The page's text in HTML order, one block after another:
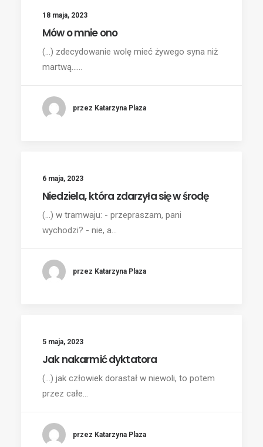
18 maja, 2023
Mów o mnie ono
(...) zdecydowanie wolę mieć żywego syna niż
martwą……
przez Katarzyna Plaza
6 maja, 2023
Niedziela, która zdarzyła się w środę
(...) w tramwaju: - przepraszam, pani
wychodzi? - nie, a…
przez Katarzyna Plaza
5 maja, 2023
Jak nakarmić dyktatora
(...) jak człowiek dorastał w niewoli, to potem
przez całe…
przez Katarzyna Plaza